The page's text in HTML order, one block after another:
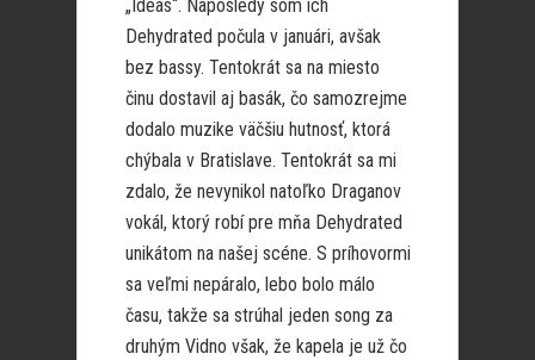
„Ideas“. Naposledy som ich
Dehydrated počula v januári, avšak
bez bassy. Tentokrát sa na miesto
činu dostavil aj basák, čo samozrejme
dodalo muzike väčšiu hutnosť, ktorá
chýbala v Bratislave. Tentokrát sa mi
zdalo, že nevynikol natoľko Draganov
vokál, ktorý robí pre mňa Dehydrated
unikátom na našej scéne. S príhovormi
sa veľmi nepáralo, lebo bolo málo
času, takže sa strúhal jeden song za
druhým Vidno však, že kapela je už čo